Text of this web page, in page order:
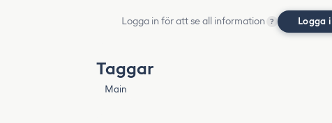
Logga in för att se all information ? Logga
Taggar
Main